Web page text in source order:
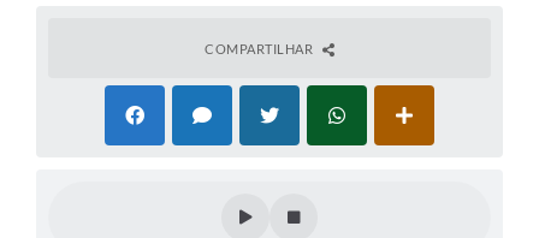
COMPARTILHAR